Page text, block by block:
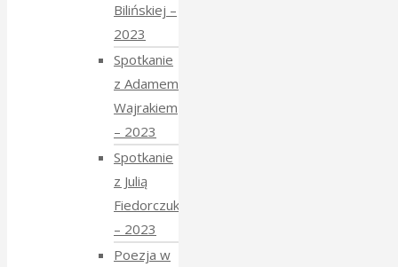
Bilińskiej –
2023
Spotkanie
z Adamem
Wajrakiem
– 2023
Spotkanie
z Julią
Fiedorczuk
– 2023
Poezja w